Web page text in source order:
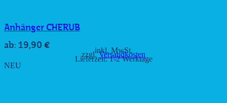
Anhänger CHERUB
ab: 19,90 € inkl. MwSt.
zzgl.Versandkosten
Lieferzeit:1-2 Werktage
NEU